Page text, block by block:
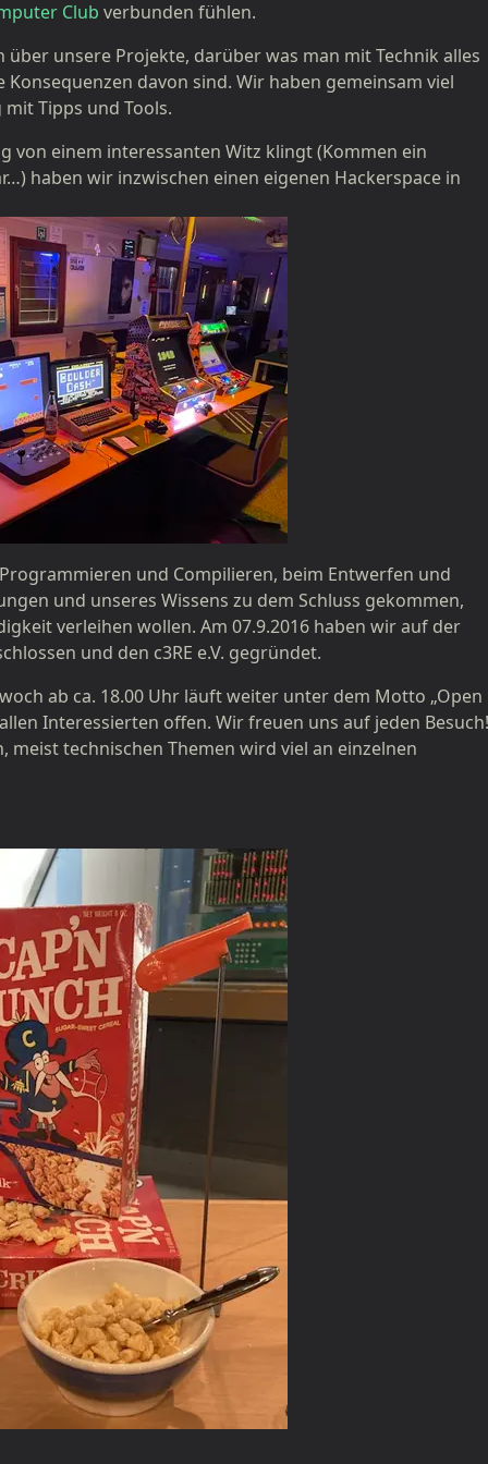
Club verbunden fühlen.
unsere Projekte, darüber was man mit Technik alles
davon sind. Wir haben gemeinsam viel
Tipps und Tools.
von einem interessanten Witz klingt (Kommen ein
haben wir inzwischen einen eigenen Hackerspace in
und Compilieren, beim Entwerfen und
und unseres Wissens zu dem Schluss gekommen,
verleihen wollen. Am 07.9.2016 haben wir auf der
und den c3RE e.V. gegründet.
ab ca. 18.00 Uhr läuft weiter unter dem Motto „Open
Interessierten offen. Wir freuen uns auf jeden Besuch!
technischen Themen wird viel an einzelnen